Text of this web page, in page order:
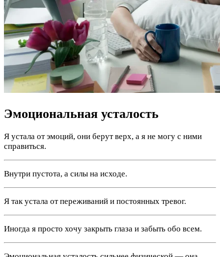
Эмоциональная усталость
Я устала от эмоций, они берут верх, а я не могу с ними
справиться.
Внутри пустота, а силы на исходе.
Я так устала от переживаний и постоянных тревог.
Иногда я просто хочу закрыть глаза и забыть обо всем.